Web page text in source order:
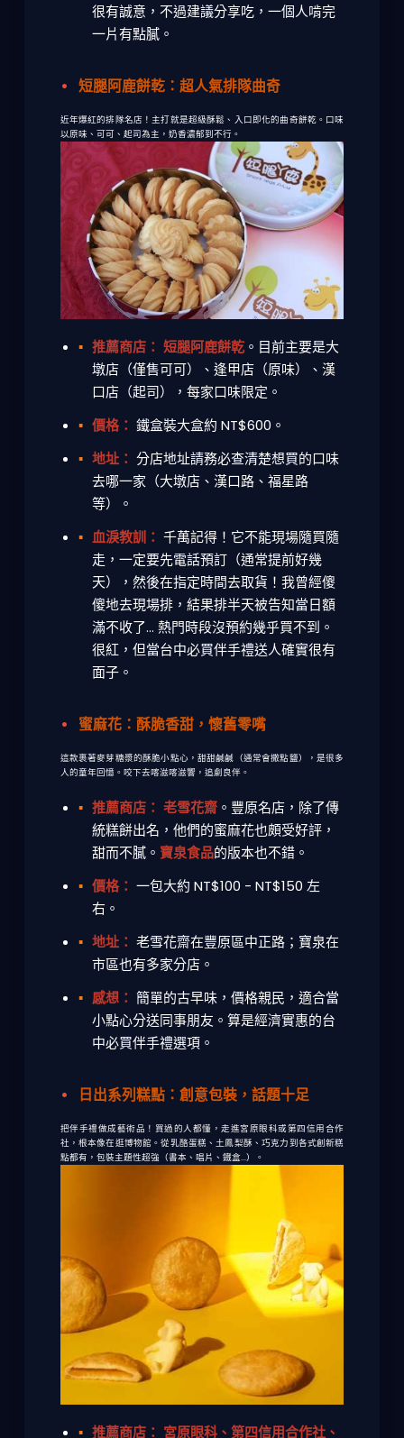
很有誠意，不過建議分享吃，一個人啃完
一片有點膩。
短腿阿鹿餅乾：超人氣排隊曲奇
近年爆紅的排隊名店！主打就是超級酥鬆、入口即化的曲奇餅乾。口味
以原味、可可、起司為主，奶香濃郁到不行。
推薦商店： 短腿阿鹿餅乾。目前主要是大
墩店（僅售可可）、逢甲店（原味）、漢
口店（起司），每家口味限定。
價格： 鐵盒裝大盒約 NT$600。
地址： 分店地址請務必查清楚想買的口味
去哪一家（大墩店、漢口路、福星路
等）。
血淚教訓： 千萬記得！它不能現場隨買隨
走，一定要先電話預訂（通常提前好幾
天），然後在指定時間去取貨！我曾經傻
傻地去現場排，結果排半天被告知當日額
滿不收了... 熱門時段沒預約幾乎買不到。
很紅，但當台中必買伴手禮送人確實很有
面子。
蜜麻花：酥脆香甜，懷舊零嘴
這款裹著麥芽糖漿的酥脆小點心，甜甜鹹鹹（通常會撒點鹽），是很多
人的童年回憶。咬下去喀滋喀滋響，追劇良伴。
推薦商店： 老雪花齋。豐原名店，除了傳
統糕餅出名，他們的蜜麻花也頗受好評，
甜而不膩。 寶泉食品的版本也不錯。
價格： 一包大約 NT$100 - NT$150 左
右。
地址： 老雪花齋在豐原區中正路；寶泉在
市區也有多家分店。
感想： 簡單的古早味，價格親民，適合當
小點心分送同事朋友。算是經濟實惠的台
中必買伴手禮選項。
日出系列糕點：創意包裝，話題十足
把伴手禮做成藝術品！買過的人都懂，走進宮原眼科或第四信用合作
社，根本像在逛博物館。從乳酪蛋糕、土鳳梨酥、巧克力到各式創新糕
點都有，包裝主題性超強（書本、唱片、鐵盒...）。
推薦商店： 宮原眼科、第四信用合作社、